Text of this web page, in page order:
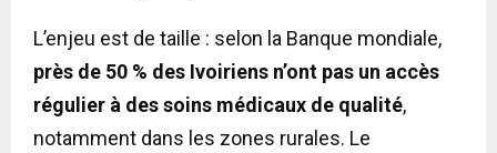
L’enjeu est de taille : selon la Banque mondiale,
près de 50 % des Ivoiriens n’ont pas un accès
régulier à des soins médicaux de qualité,
notamment dans les zones rurales. Le